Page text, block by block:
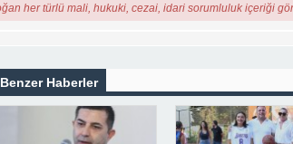
her türlü mali, hukuki, cezai, idari sorumluluk içeriği
Benzer Haberler